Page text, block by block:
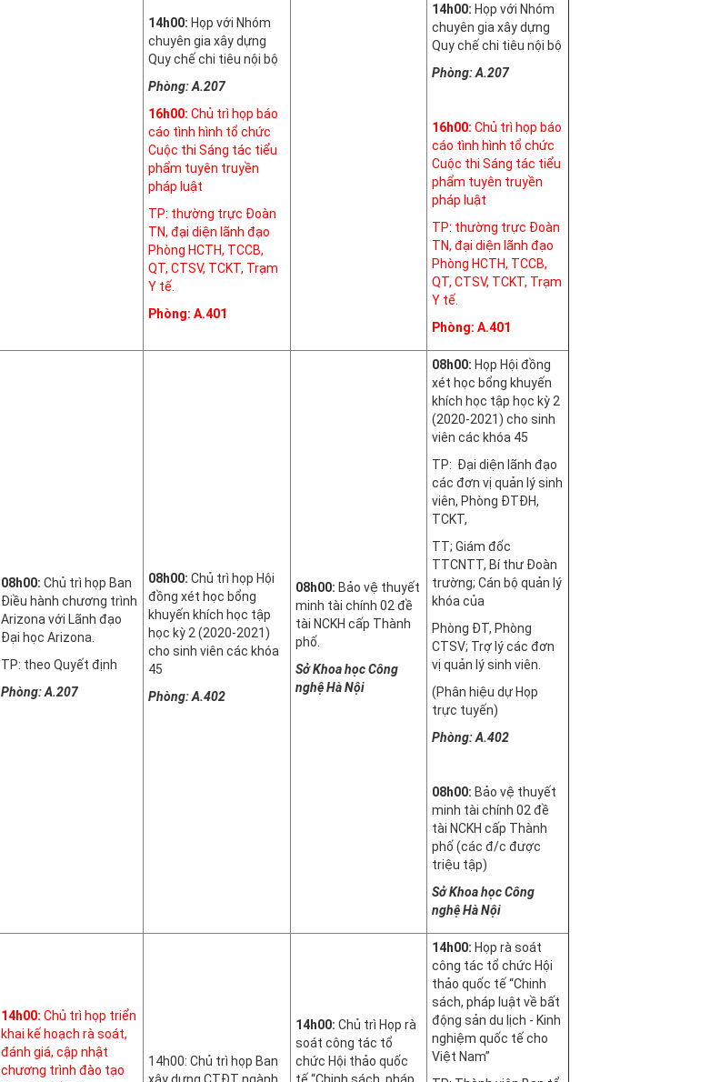
14h00: Họp với Nhóm
chuyên gia xây dựng
Quy chế chi tiêu nội bộ
Phòng: A.207
16h00: Chủ trì họp báo
cáo tình hình tổ chức
Cuộc thi Sáng tác tiểu
phẩm tuyên truyền
pháp luật
TP: thường trực Đoàn
TN, đại diện lãnh đạo
Phòng HCTH, TCCB,
QT, CTSV, TCKT, Trạm
Y tế.
Phòng: A.401
14h00: Họp với Nhóm
chuyên gia xây dựng
Quy chế chi tiêu nội bộ
Phòng: A.207
16h00: Chủ trì họp báo
cáo tình hình tổ chức
Cuộc thi Sáng tác tiểu
phẩm tuyên truyền
pháp luật
TP: thường trực Đoàn
TN, đại diện lãnh đạo
Phòng HCTH, TCCB,
QT, CTSV, TCKT, Trạm
Y tế.
Phòng: A.401
08h00: Chủ trì họp Ban
Điều hành chương trình
Arizona với Lãnh đạo
Đại học Arizona.
TP: theo Quyết định
Phòng: A.207
08h00: Chủ trì họp Hội
đồng xét học bổng
khuyến khích học tập
học kỳ 2 (2020-2021)
cho sinh viên các khóa
45
Phòng: A.402
08h00: Bảo vệ thuyết
minh tài chính 02 đề
tài NCKH cấp Thành
phố.
Sở Khoa học Công
nghệ Hà Nội
08h00: Họp Hội đồng
xét học bổng khuyến
khích học tập học kỳ 2
(2020-2021) cho sinh
viên các khóa 45
TP: Đại diện lãnh đạo
các đơn vị quản lý sinh
viên, Phòng ĐTĐH,
TCKT,
TT; Giám đốc
TTCNTT, Bí thư Đoàn
trường; Cán bộ quản lý
khóa của
Phòng ĐT, Phòng
CTSV; Trợ lý các đơn
vị quản lý sinh viên.
(Phân hiệu dự Họp
trực tuyến)
Phòng: A.402
08h00: Bảo vệ thuyết
minh tài chính 02 đề
tài NCKH cấp Thành
phố (các đ/c được
triệu tập)
Sở Khoa học Công
nghệ Hà Nội
14h00: Chủ trì họp triển
khai kế hoạch rà soát,
đánh giá, cập nhật
chương trình đào tạo
14h00: Chủ trì họp Ban
14h00: Chủ trì Họp rà
soát công tác tổ
chức Hội thảo quốc
14h00: Họp rà soát
công tác tổ chức Hội
thảo quốc tế “Chinh
sách, pháp luật về bất
động sản du lịch - Kinh
nghiệm quốc tế cho
Việt Nam”